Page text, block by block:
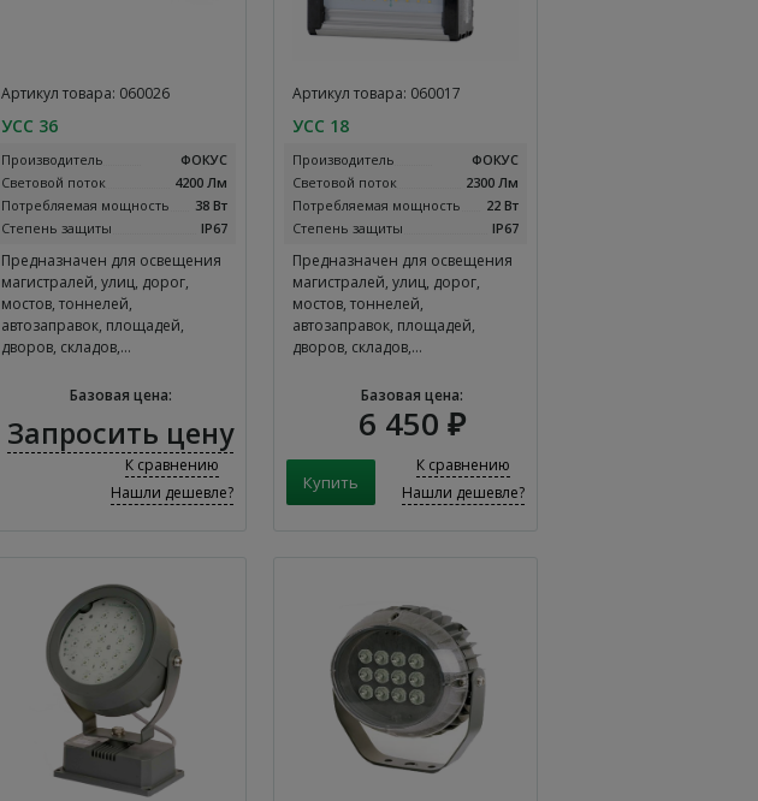
Артикул товара: 060026
УСС 36
Производитель
ФОКУС
Световой поток
4200 Лм
Потребляемая мощность
38 Вт
Степень защиты
IP67
Предназначен для освещения
магистралей, улиц, дорог,
мостов, тоннелей,
автозаправок, площадей,
дворов, складов,…
Базовая цена:
Запросить цену
К сравнению
Нашли дешевле?
Артикул товара: 060017
УСС 18
Производитель
ФОКУС
Световой поток
2300 Лм
Потребляемая мощность
22 Вт
Степень защиты
IP67
Предназначен для освещения
магистралей, улиц, дорог,
мостов, тоннелей,
автозаправок, площадей,
дворов, складов,…
Базовая цена:
6 450 ₽
К сравнению
Нашли дешевле?